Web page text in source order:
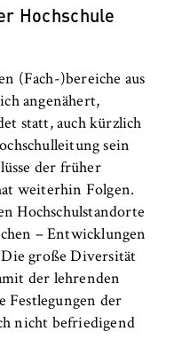
Hochschule
(Fach-)bereiche aus
angenähert,
statt, auch kürzlich
sein
der früher
weiterhin Folgen.
Hochschulstandorte
– Entwicklungen
große Diversität
der lehrenden
Festlegungen der
nicht befriedigend